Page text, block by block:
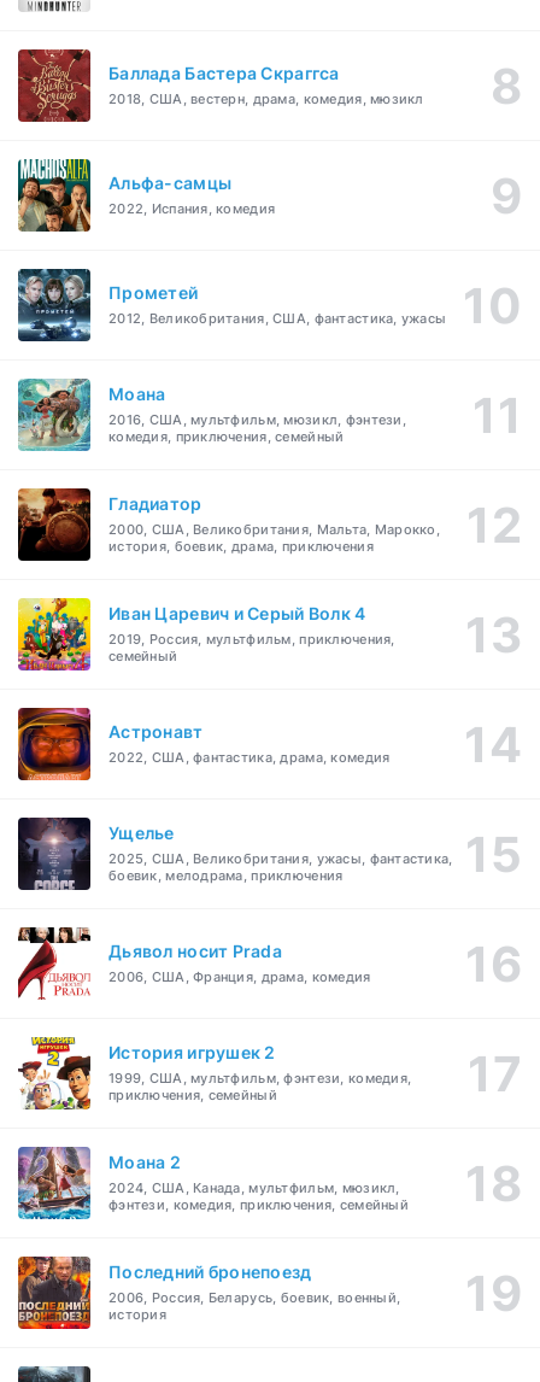
Баллада Бастера Скраггса
2018, США, вестерн, драма, комедия, мюзикл
Альфа-самцы
2022, Испания, комедия
Прометей
2012, Великобритания, США, фантастика, ужасы
Моана
2016, США, мультфильм, мюзикл, фэнтези,
комедия, приключения, семейный
Гладиатор
2000, США, Великобритания, Мальта, Марокко,
история, боевик, драма, приключения
Иван Царевич и Серый Волк 4
2019, Россия, мультфильм, приключения,
семейный
Астронавт
2022, США, фантастика, драма, комедия
Ущелье
2025, США, Великобритания, ужасы, фантастика,
боевик, мелодрама, приключения
Дьявол носит Prada
2006, США, Франция, драма, комедия
История игрушек 2
1999, США, мультфильм, фэнтези, комедия,
приключения, семейный
Моана 2
2024, США, Канада, мультфильм, мюзикл,
фэнтези, комедия, приключения, семейный
Последний бронепоезд
2006, Россия, Беларусь, боевик, военный,
история